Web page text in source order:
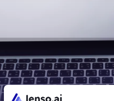
2026年最佳免费 Google 以图